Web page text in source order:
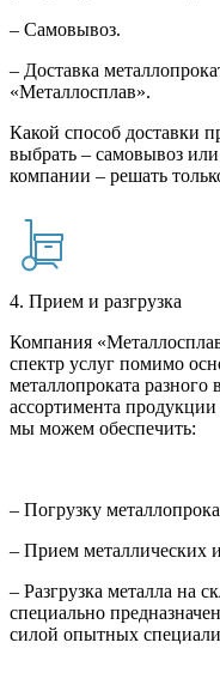
– Самовывоз.
– Доставка
«Металлосплав».
Какой способ доставки
выбрать – самовывоз
компании – решать
4. Прием и разгрузка
Компания
спектр услуг помимо
металлопроката
ассортимента
мы можем обеспечить:
– Погрузку
– Прием металлических
– Разгрузка металла на
специально
силой опытных